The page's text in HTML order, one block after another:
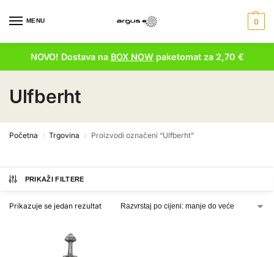
MENU 0
NOVO! Dostava na BOX NOWpaketomat za 2,70 €
Ulfberht
Početna / Trgovina / Proizvodi označeni “Ulfberht”
PRIKAŽI FILTERE
Prikazuje se jedan rezultat